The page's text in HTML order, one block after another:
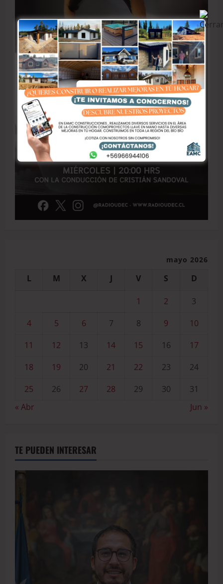
mayo 2026
L M X J V S D
1 2
3
4
5 6 7 8 9
10
11
12 13 14 15 16
17
18
19 20 21 22 23
24
25
26 27 28 29 30
31
« Abr
Jun »
TE PUEDEN INTERESAR